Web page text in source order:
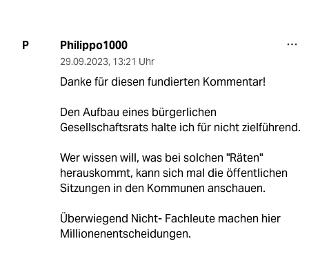
P Philippo1000
29.09.2023, 13:21 Uhr
Danke für diesen fundierten Kommentar!
Den Aufbau eines bürgerlichen
Gesellschaftsrats halte ich für nicht zielführend.
Wer wissen will, was bei solchen "Räten"
herauskommt, kann sich mal die öffentlichen
Sitzungen in den Kommunen anschauen.
Überwiegend Nicht- Fachleute machen hier
Millionenentscheidungen.